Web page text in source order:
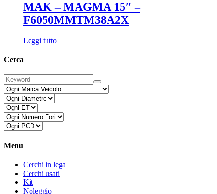
MAK – MAGMA 15″ –
F6050MMTM38A2X
Leggi tutto
Cerca
Menu
Cerchi in lega
Cerchi usati
Kit
Noleggio